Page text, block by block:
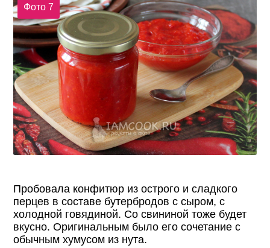
Фото 7
Пробовала конфитюр из острого и сладкого
перцев в составе бутербродов с сыром, с
холодной говядиной. Со свининой тоже будет
вкусно. Оригинальным было его сочетание с
обычным хумусом из нута.